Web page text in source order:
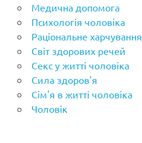
Медична допомога
Психологія чоловіка
Раціональне харчування
Світ здорових речей
Секс у житті чоловіка
Сила здоров'я
Сім'я в житті чоловіка
Чоловік